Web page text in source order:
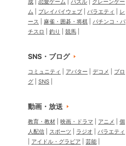
成 恋愛ゲーム パズル
クレーンゲー
ム
プレイバイウェブ バラエティ
レ
ース
麻雀・囲碁・将棋
パチンコ・パ
チスロ
釣り 競馬
SNS・ブログ
コミュニティ アバター デコメ
ブロ
グ
SNS
動画・放送
教育・教材 映画・ドラマ アニメ
個
人配信
スポーツ ラジオ
バラエティ
アイドル・グラビア
芸能